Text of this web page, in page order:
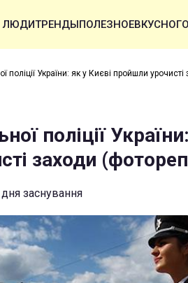
ЛЮДИТРЕНДЫПОЛЕЗНОЕВКУСНО
поліції України: як у Києві пройшли
поліції
заходи
заснування